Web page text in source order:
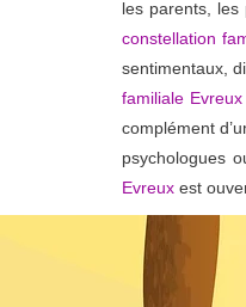
les parents,
constellation
sentimentaux,
familiale Evreux
complément
psychologues
Evreux est